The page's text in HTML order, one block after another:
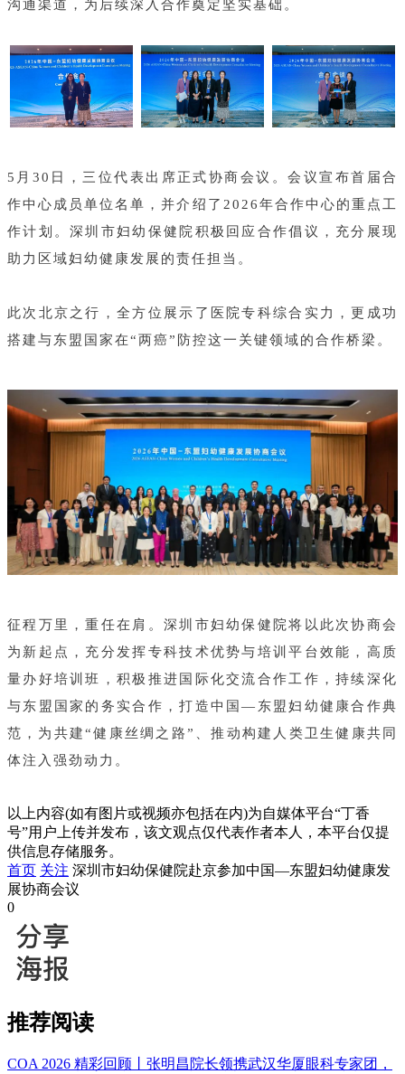
沟通渠道，为后续深入合作奠定坚实基础。
5月30日，三位代表出席正式协商会议。会议宣布首届合
作中心成员单位名单，并介绍了2026年合作中心的重点工
作计划。深圳市妇幼保健院积极回应合作倡议，充分展现
助力区域妇幼健康发展的责任担当。
此次北京之行，全方位展示了医院专科综合实力，更成功
搭建与东盟国家在“两癌”防控这一关键领域的合作桥梁。
征程万里，重任在肩。深圳市妇幼保健院将以此次协商会
为新起点，充分发挥专科技术优势与培训平台效能，高质
量办好培训班，积极推进国际化交流合作工作，持续深化
与东盟国家的务实合作，打造中国—东盟妇幼健康合作典
范，为共建“健康丝绸之路”、推动构建人类卫生健康共同
体注入强劲动力。
以上内容(如有图片或视频亦包括在内)为自媒体平台“丁香
号”用户上传并发布，该文观点仅代表作者本人，本平台仅提
供信息存储服务。
首页 关注 深圳市妇幼保健院赴京参加中国—东盟妇幼健康发
展协商会议
0
推荐阅读
COA 2026 精彩回顾丨张明昌院长领携武汉华厦眼科专家团，